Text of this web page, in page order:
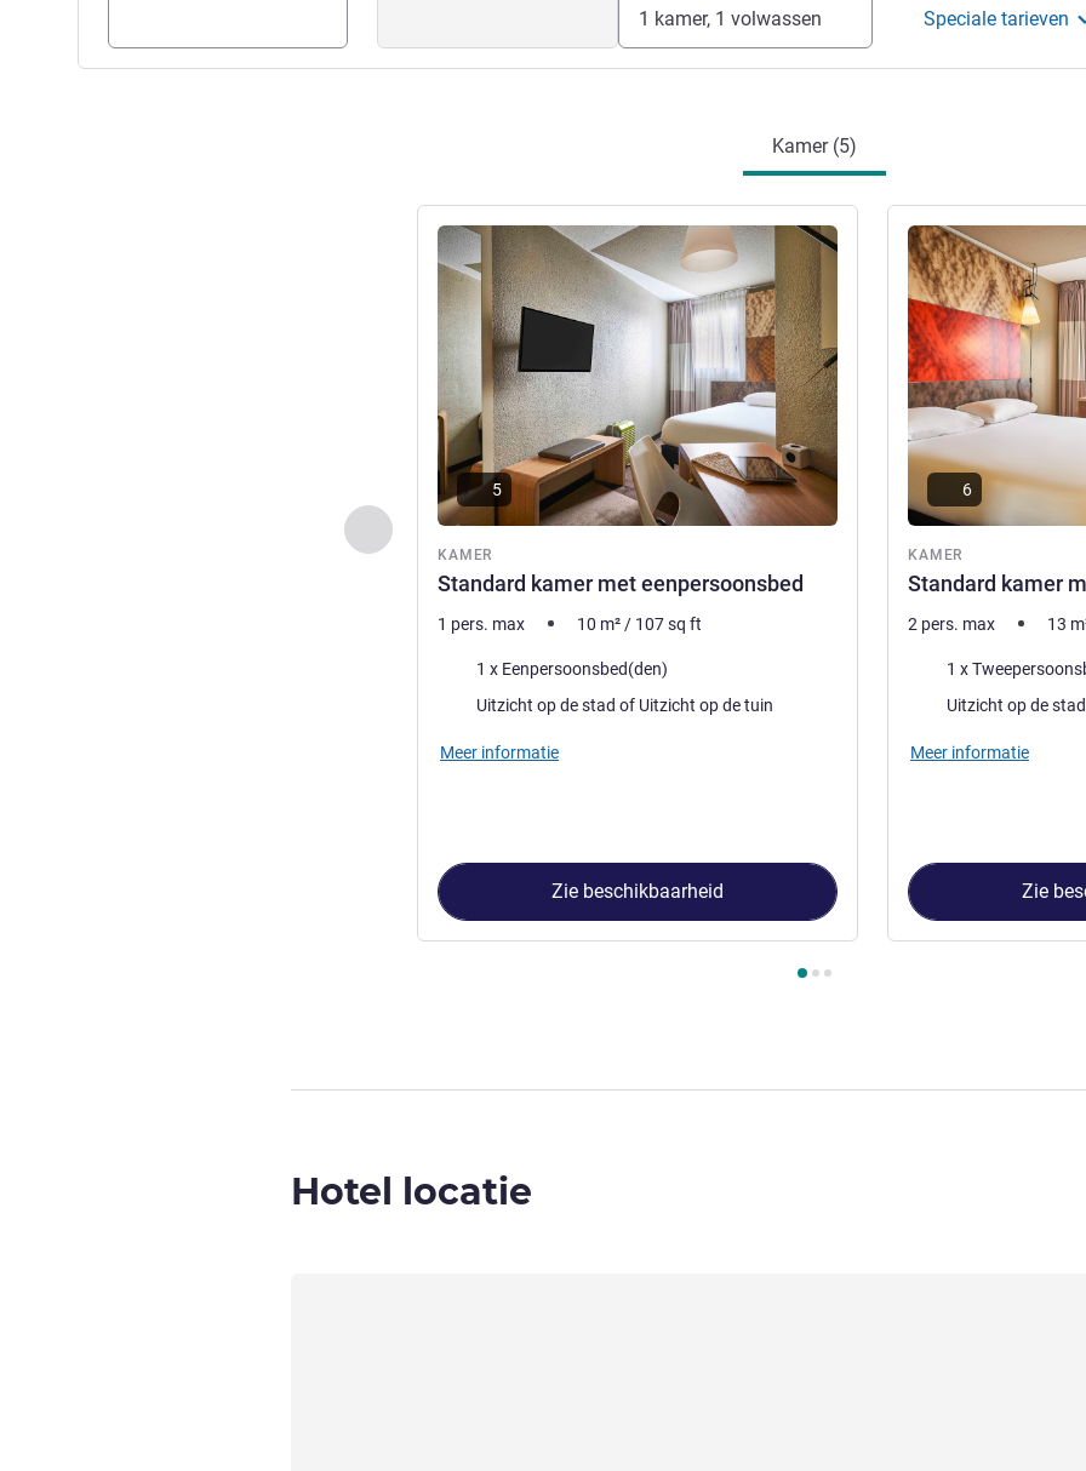
1 kamer, 1 volwassen Speciale tarieven
Kamer (5)
Vorige - Kamer
KAMER
Standard kamer met eenpersoonsbed
Meer informatie
5
1 pers. max 10 m² / 107sq ft
Beddengoed
1 x Eenpersoonsbed(den)
Uitzicht:
Uitzicht op de stad of Uitzicht op de tuin
Meer informatie
Zie beschikbaarheid
KAMER
Standard kamer
Meer informatie
6
2 pers. max 13
Beddengoed
1 x
Uitzicht:
Meer informatie
Zie
Hotel locatie